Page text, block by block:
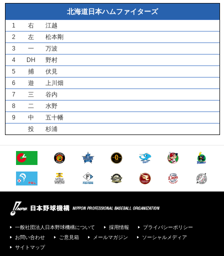
北海道日本ハムファイターズ
1 右
江越
2
左
松本剛
3
一
万波
4
DH
野村
5
捕
伏見
6
遊
上川畑
7
三
谷内
8
二
水野
9
中
五十幡
投
杉浦
一般社団法人日本野球機構について 採用情報
プライバシーポリシー
お問い合わせ
ご意見箱 メールマガジン
ソーシャルメディア
サイトマップ